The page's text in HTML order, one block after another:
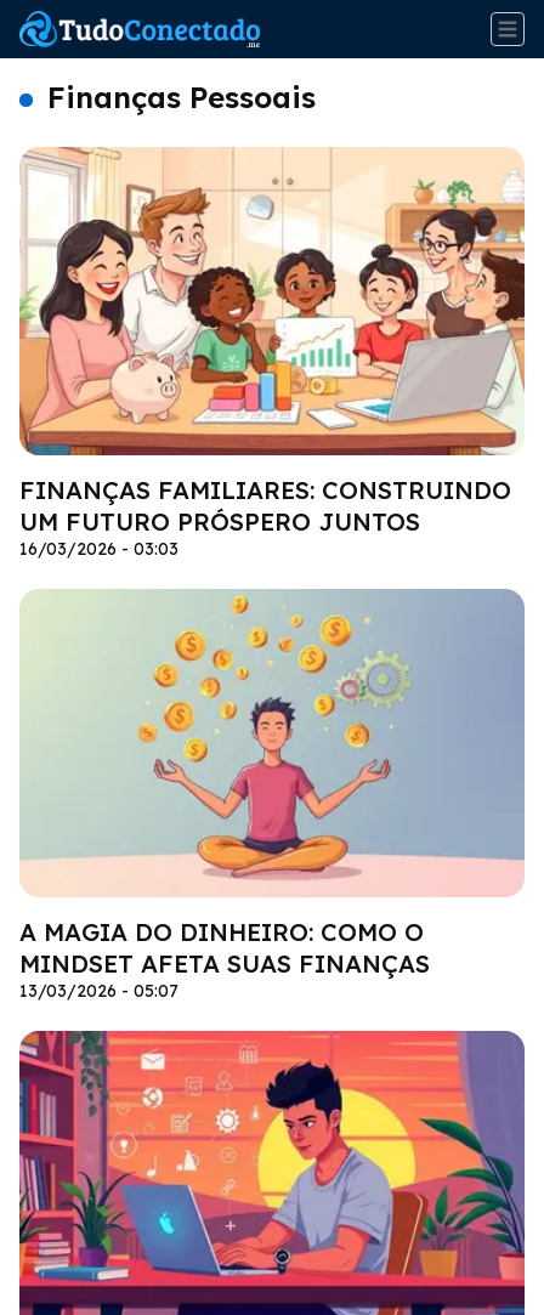
Finanças Pessoais
FINANÇAS FAMILIARES: CONSTRUINDO
UM FUTURO PRÓSPERO JUNTOS
16/03/2026 - 03:03
A MAGIA DO DINHEIRO: COMO O
MINDSET AFETA SUAS FINANÇAS
13/03/2026 - 05:07